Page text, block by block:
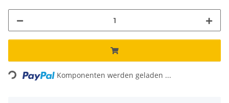
Loading... Komponenten werden geladen ...